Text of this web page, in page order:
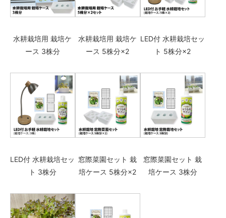
水耕栽培用 栽培ケ
ース 3株分
水耕栽培用 栽培ケ
ース 5株分×2
LED付 水耕栽培セッ
ト 5株分×2
LED付 水耕栽培セッ
ト 3株分
窓際菜園セット 栽
培ケース 5株分×2
窓際菜園セット 栽
培ケース 3株分